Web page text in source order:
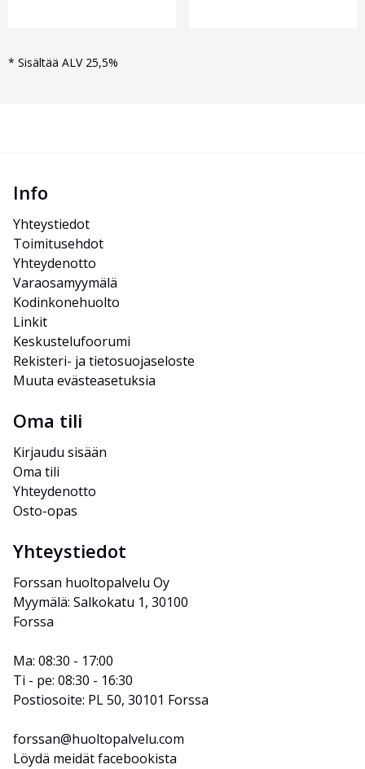
* Sisältää ALV 25,5%
Info
Yhteystiedot
Toimitusehdot
Yhteydenotto
Varaosamyymälä
Kodinkonehuolto
Linkit
Keskustelufoorumi
Rekisteri- ja tietosuojaseloste
Muuta evästeasetuksia
Oma tili
Kirjaudu sisään
Oma tili
Yhteydenotto
Osto-opas
Yhteystiedot
Forssan huoltopalvelu Oy
Myymälä: Salkokatu 1, 30100
Forssa
Ma: 08:30 - 17:00
Ti - pe: 08:30 - 16:30
Postiosoite: PL 50, 30101 Forssa
forssan@huoltopalvelu.com
Löydä meidät facebookista